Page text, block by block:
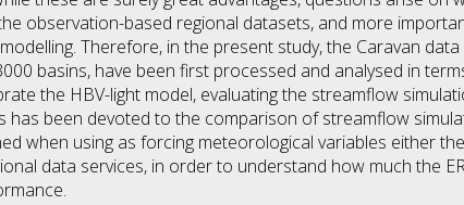
observation-based regional datasets, and more
Therefore, in the present study, the Caravan
basins, have been first processed and analysed in
the HBV-light model, evaluating the streamflow
has been devoted to the comparison of streamflow
when using as forcing meteorological variables either
data services, in order to understand how much the